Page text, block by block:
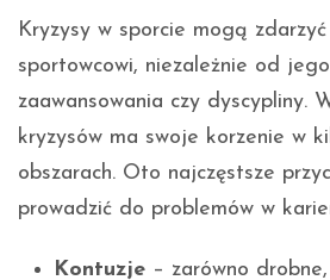
Kryzysy w sporcie mogą
sportowcowi, niezależnie od
zaawansowania czy dyscypliny.
kryzysów ma swoje korzenie w
obszarach. Oto najczęstsze
prowadzić do problemów w
Kontuzje – zarówno